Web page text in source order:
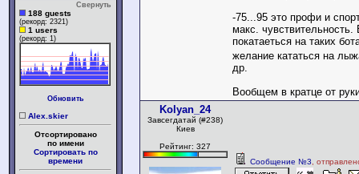
Свернуть
188 guests
(рекорд: 2321)
1 users
(рекорд: 1)
Обновить
Alex.skier
Отсортировано
по имени
Сортировать по
времени
-75...95 это профи и
макс. чувствительность.
покатаеться на таких
желание кататься на
др.
Вообщем в кратце от
Kolyan_24
Завсегдатай (#238)
Киев
Рейтинг: 327
Сообщение №3 ,